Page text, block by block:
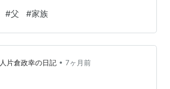
は可愛いそうである。毎日の寒さ
夫な政美でも、寒いはづだ。こんな
は、幼子を育てるにはあらゆる点に
ない。君代は、他の事は 第二義に
する事が第一だ。 娘から 「田中医
#父 #家族
片倉政幸の日記 • 7ヶ月前